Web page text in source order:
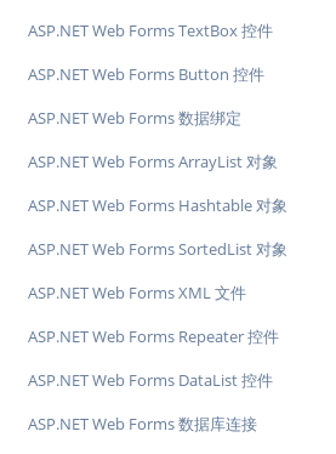
ASP.NET Web Forms TextBox 控件
ASP.NET Web Forms Button 控件
ASP.NET Web Forms 数据绑定
ASP.NET Web Forms ArrayList 对象
ASP.NET Web Forms Hashtable 对象
ASP.NET Web Forms SortedList 对象
ASP.NET Web Forms XML 文件
ASP.NET Web Forms Repeater 控件
ASP.NET Web Forms DataList 控件
ASP.NET Web Forms 数据库连接